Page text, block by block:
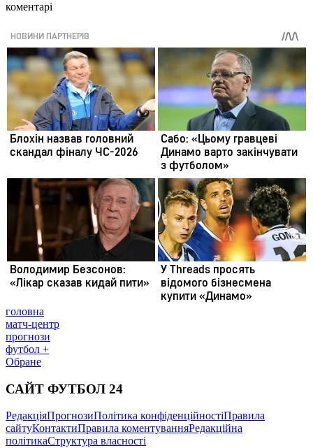
коментарі
головна
матч-центр
прогнози
футбол +
Обране
САЙТ ФУТБОЛ 24
РедакціяПрогнозиПолітика конфіденційностіПравила
сайтуКонтактиПравила коментуванняРедакційна
політикаСтруктура власності